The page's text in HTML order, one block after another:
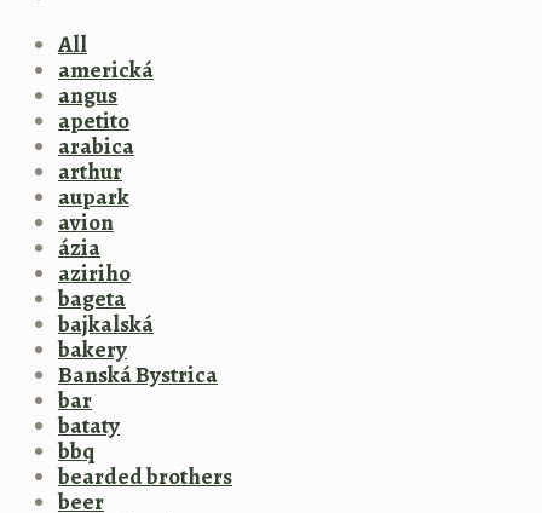
All
americká
angus
apetito
arabica
arthur
aupark
avion
ázia
aziriho
bageta
bajkalská
bakery
Banská Bystrica
bar
bataty
bbq
bearded brothers
beer